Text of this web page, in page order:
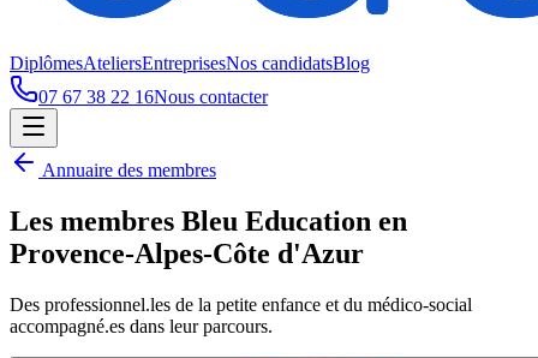
DiplômesAteliersEntreprisesNos candidatsBlog
07 67 38 22 16Nous contacter
Annuaire des membres
Les membres Bleu Education en
Provence-Alpes-Côte d'Azur
Des professionnel.les de la petite enfance et du médico-social
accompagné.es dans leur parcours.